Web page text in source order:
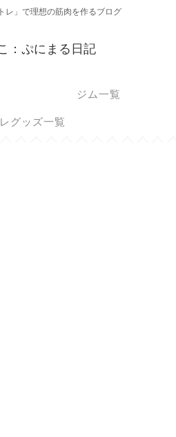
レ」で理想の筋肉を作るブログ
：ぷにまる日記
ジム一覧
グッズ一覧